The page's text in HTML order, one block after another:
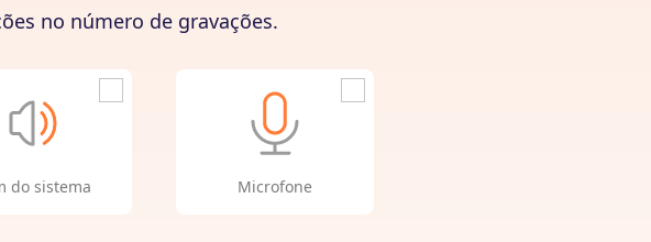
no número de gravações.
do sistema Microfone